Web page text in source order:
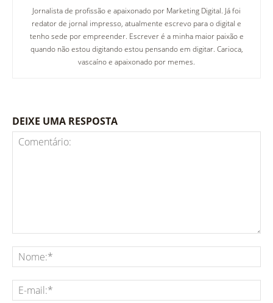
Jornalista de profissão e apaixonado por Marketing Digital. Já foi
redator de jornal impresso, atualmente escrevo para o digital e
tenho sede por empreender. Escrever é a minha maior paixão e
quando não estou digitando estou pensando em digitar. Carioca,
vascaíno e apaixonado por memes.
DEIXE UMA RESPOSTA